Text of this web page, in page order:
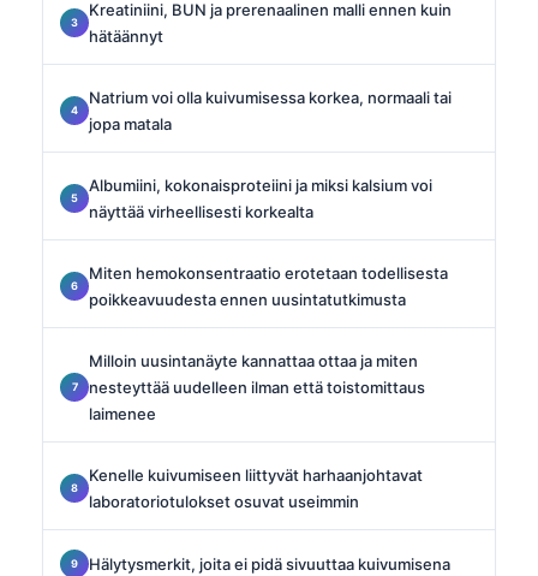
Kreatiniini, BUN ja prerenaalinen malli ennen kuin
hätäännyt
Natrium voi olla kuivumisessa korkea, normaali tai
jopa matala
Albumiini, kokonaisproteiini ja miksi kalsium voi
näyttää virheellisesti korkealta
Miten hemokonsentraatio erotetaan todellisesta
poikkeavuudesta ennen uusintatutkimusta
Milloin uusintanäyte kannattaa ottaa ja miten
nesteyttää uudelleen ilman että toistomittaus
laimenee
Kenelle kuivumiseen liittyvät harhaanjohtavat
laboratoriotulokset osuvat useimmin
Hälytysmerkit, joita ei pidä sivuuttaa kuivumisena